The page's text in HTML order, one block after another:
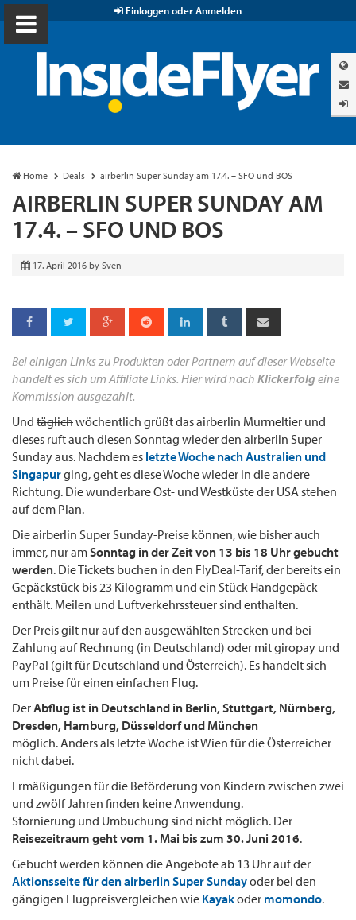
Einloggen oder Anmelden
Home Deals airberlin Super Sunday am 17.4. – SFO und BOS
AIRBERLIN SUPER SUNDAY AM
17.4. – SFO UND BOS
17. April 2016 by Sven
Bei einigen Links zu Produkten oder Partnern auf dieser Webseite
handelt es sich um Affiliate Links. Hier wird nach Klickerfolg eine
Kommission ausgezahlt.
Und täglichwöchentlich grüßt das airberlin Murmeltier und
dieses ruft auch diesen Sonntag wieder den airberlin Super
Sunday aus. Nachdem es letzte Woche nach Australien und
Singapurging, geht es diese Woche wieder in die andere
Richtung. Die wunderbare Ost- und Westküste der USA stehen
auf dem Plan.
Die airberlin Super Sunday-Preise können, wie bisher auch
immer, nur amSonntag in der Zeit von 13 bis 18 Uhr gebucht
werden. Die Tickets buchen in den FlyDeal-Tarif, der bereits ein
Gepäckstück bis 23 Kilogramm und ein Stück Handgepäck
enthält. Meilen und Luftverkehrssteuer sind enthalten.
Der Preis gilt nur auf den ausgewählten Strecken und bei
Zahlung auf Rechnung (in Deutschland) oder mit giropay und
PayPal (gilt für Deutschland und Österreich). Es handelt sich
um Preise für einen einfachen Flug.
DerAbflug ist in Deutschland in Berlin, Stuttgart, Nürnberg,
Dresden, Hamburg, Düsseldorf und München
möglich. Anders als letzte Woche ist Wien für die Österreicher
nicht dabei.
Ermäßigungen für die Beförderung von Kindern zwischen zwei
und zwölf Jahren finden keine Anwendung.
Stornierung und Umbuchung sind nicht möglich. Der
Reisezeitraum geht vom 1. Mai bis zum 30. Juni 2016.
Gebucht werden können die Angebote ab 13 Uhr auf der
Aktionsseite für den airberlin Super Sundayoder bei den
gängigen Flugpreisvergleichen wie Kayakoder momondo.